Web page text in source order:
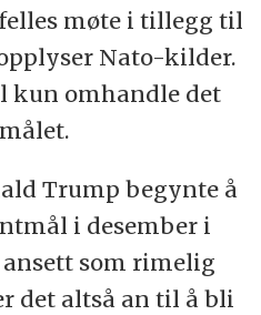
møte i tillegg til
Nato-kilder.
omhandle det
Trump begynte å
i desember i
ansett som rimelig
det altså an til å bli